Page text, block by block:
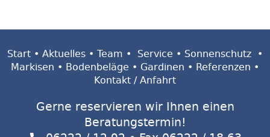
Start • Aktuelles • Team • Service • Sonnenschutz •
Markisen • Bodenbeläge • Gardinen • Referenzen •
Kontakt / Anfahrt
Gerne reservieren wir Ihnen einen
Beratungstermin!